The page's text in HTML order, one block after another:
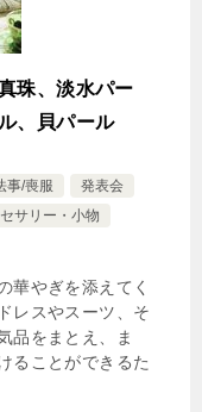
珠、淡水パー
、貝パール
事/喪服
発表会
サリー・小物
華やぎを添えてく
レスやスーツ、そ
品をまとえ、ま
ることができるた